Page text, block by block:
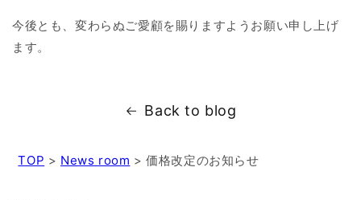
今後とも、変わらぬご愛顧を賜りますようお願い申し上げ
ます。
Back to blog
TOP > News room >価格改定のお知らせ